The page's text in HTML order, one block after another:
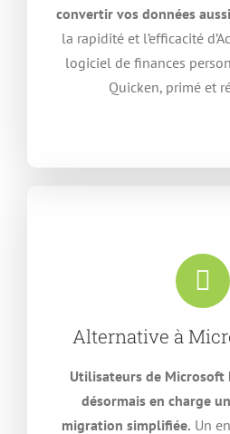
convertir vos données
la rapidité et l’efficacité
logiciel de finances
Quicken, primé et
Alternative à
Utilisateurs de Microsoft
désormais en charge
migration simplifiée. Un